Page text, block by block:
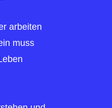
arbeiten
muss